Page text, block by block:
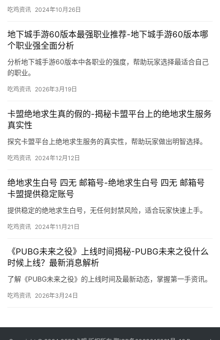
吃鸡资讯 2024年10月26日
地下城手游60版本最强职业推荐-地下城手游60版本哪
个职业强全面分析
分析地下城手游60版本中各职业的强度，帮助玩家选择最适合自己
的职业。
吃鸡资讯 2026年3月19日
卡盟绝地求生真的假的-揭秘卡盟平台上的绝地求生服务
真实性
探究卡盟平台上绝地求生服务的真实性，帮助玩家做出明智选择。
吃鸡资讯 2024年12月12日
绝地求生白号 四无 邮箱号-绝地求生白号 四无 邮箱号
卡盟提供稳定账号
提供稳定的绝地求生白号，无任何封禁风险，适合玩家快速上手。
吃鸡资讯 2024年11月21日
《PUBG未来之役》上线时间揭秘-PUBG未来之役什么
时候上线？最新消息解析
了解《PUBG未来之役》的上线时间及最新动态，掌握第一手资讯。
吃鸡资讯 2026年3月24日